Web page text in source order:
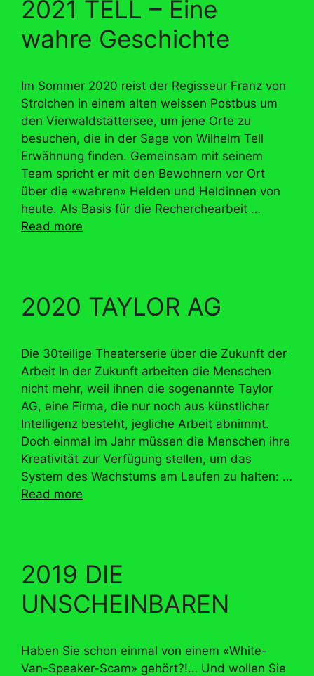
2021 TELL – Eine
wahre Geschichte
Im Sommer 2020 reist der Regisseur Franz von
Strolchen in einem alten weissen Postbus um
den Vierwaldstättersee, um jene Orte zu
besuchen, die in der Sage von Wilhelm Tell
Erwähnung finden. Gemeinsam mit seinem
Team spricht er mit den Bewohnern vor Ort
über die «wahren» Helden und Heldinnen von
heute. Als Basis für die Recherchearbeit …
Read more
2020 TAYLOR AG
Die 30teilige Theaterserie über die Zukunft der
Arbeit In der Zukunft arbeiten die Menschen
nicht mehr, weil ihnen die sogenannte Taylor
AG, eine Firma, die nur noch aus künstlicher
Intelligenz besteht, jegliche Arbeit abnimmt.
Doch einmal im Jahr müssen die Menschen ihre
Kreativität zur Verfügung stellen, um das
System des Wachstums am Laufen zu halten: …
Read more
2019 DIE
UNSCHEINBAREN
Haben Sie schon einmal von einem «White-
Van-Speaker-Scam» gehört?!… Und wollen Sie